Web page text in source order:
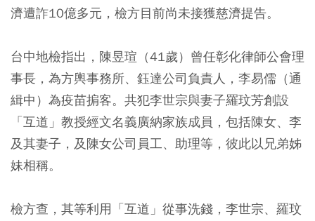
濟遭詐10億多元，檢方目前尚未接獲慈濟提告。
台中地檢指出，陳昱瑄（41歲）曾任彰化律師公會理
事長，為方輿事務所、鈺達公司負責人，李易儒（通
緝中）為疫苗掮客。共犯李世宗與妻子羅玟芳創設
「互道」教授經文名義廣納家族成員，包括陳女、李
及其妻子，及陳女公司員工、助理等，彼此以兄弟姊
妹相稱。
檢方查，其等利用「互道」從事洗錢，李世宗、羅玟